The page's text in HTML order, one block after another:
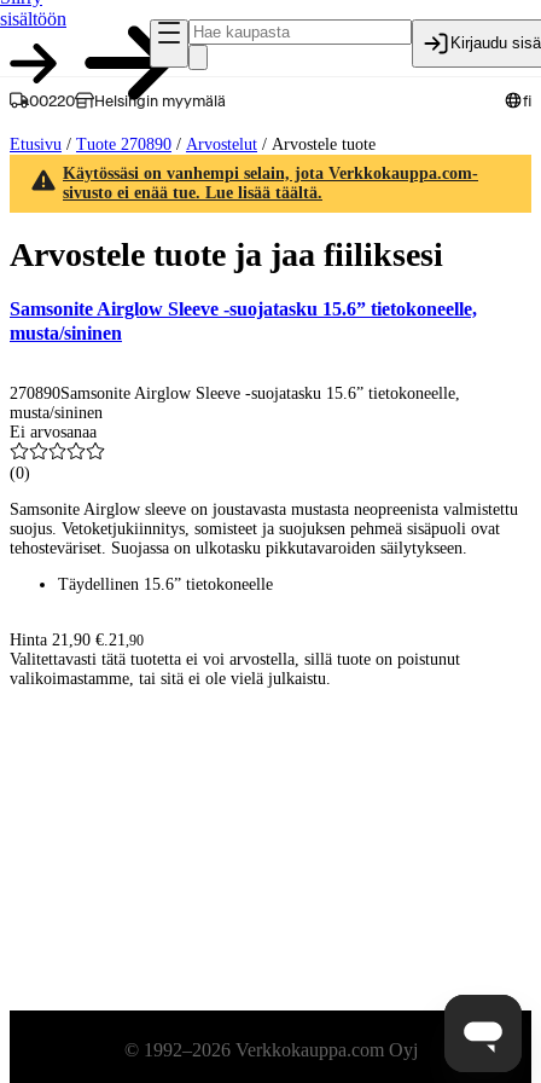
sisältöön
Kirjaudu
00220 Helsingin myymälä fi
Etusivu / Tuote 270890 / Arvostelut / Arvostele tuote
Käytössäsi on vanhempi selain, jota Verkkokauppa.com-
sivusto ei enää tue. Lue lisää täältä.
Arvostele tuote ja jaa fiiliksesi
Samsonite Airglow Sleeve -suojatasku 15.6” tietokoneelle,
musta/sininen
270890Samsonite Airglow Sleeve -suojatasku 15.6” tietokoneelle,
musta/sininen
Ei arvosanaa
(0)
Samsonite Airglow sleeve on joustavasta mustasta neopreenista valmistettu
suojus. Vetoketjukiinnitys, somisteet ja suojuksen pehmeä sisäpuoli ovat
tehosteväriset. Suojassa on ulkotasku pikkutavaroiden säilytykseen.
Täydellinen 15.6” tietokoneelle
Hinta 21,90 €. 21 ,90
Valitettavasti tätä tuotetta ei voi arvostella, sillä tuote on poistunut
valikoimastamme, tai sitä ei ole vielä julkaistu.
Alatunniste© 1992–2026 Verkkokauppa.com Oyj